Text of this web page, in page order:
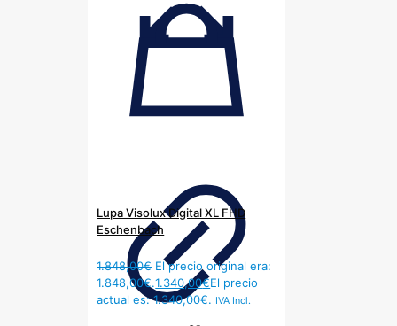
Lupa Visolux Digital XL FHD
Eschenbach
1.848,00€ El precio original era:
1.848,00€.1.340,00€El precio
actual es: 1.340,00€. IVA Incl.